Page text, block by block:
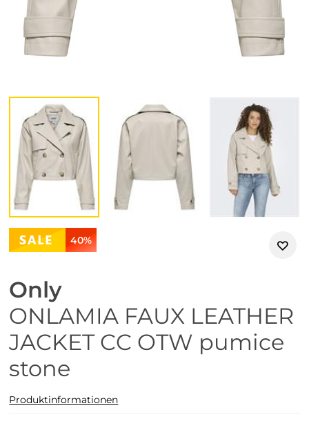
40%
Only
ONLAMIA FAUX LEATHER
JACKET CC OTW pumice
stone
Produktinformationen